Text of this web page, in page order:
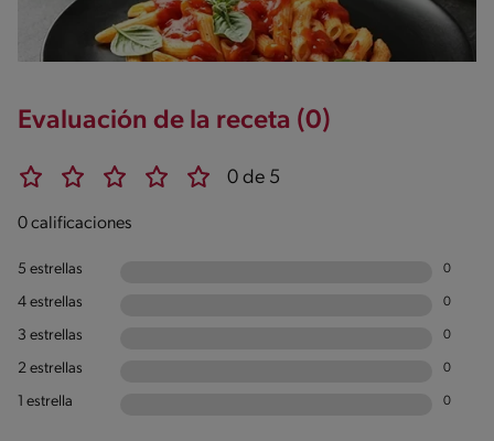
Evaluación de la receta (0)
0 de 5
0 calificaciones
5 estrellas 0
4 estrellas 0
3 estrellas 0
2 estrellas 0
1 estrella 0